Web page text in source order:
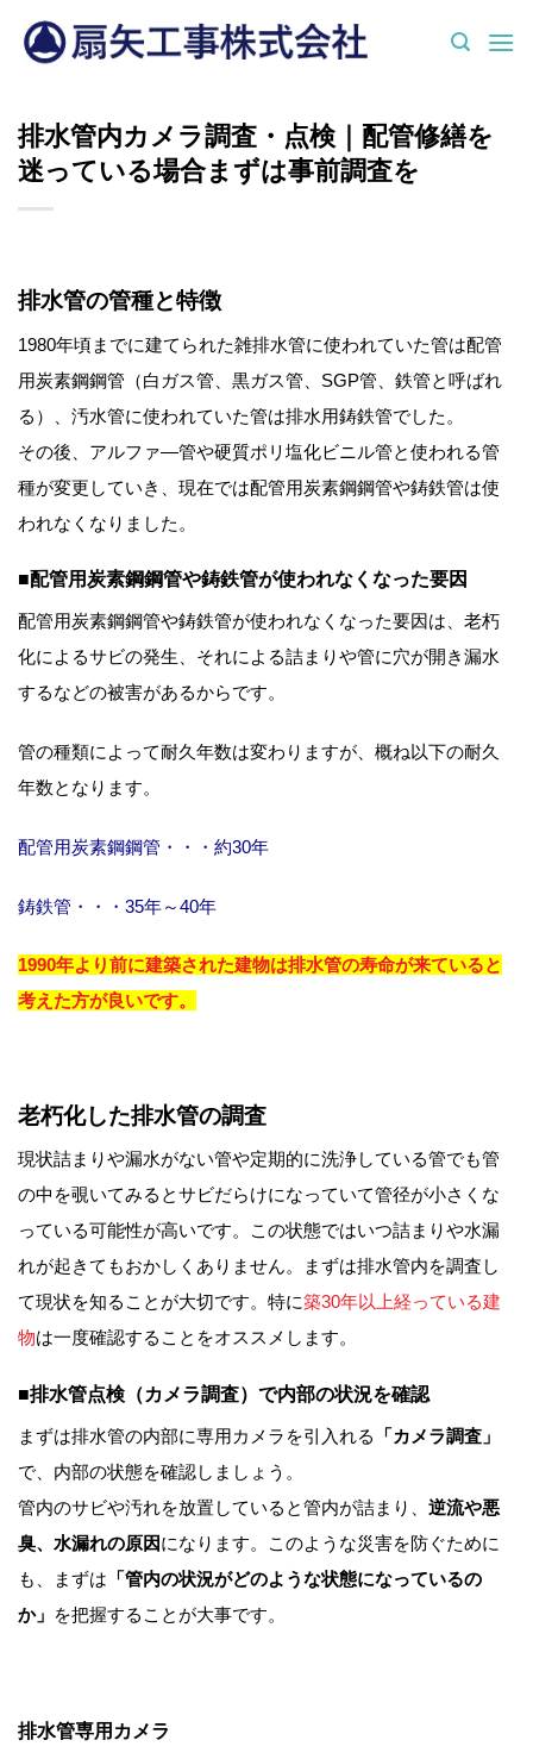
排水管内カメラ調査・点検｜配管修繕を
迷っている場合まずは事前調査を
排水管の管種と特徴
1980年頃までに建てられた雑排水管に使われていた管は配管
用炭素鋼鋼管（白ガス管、黒ガス管、SGP管、鉄管と呼ばれ
る）、汚水管に使われていた管は排水用鋳鉄管でした。
その後、アルファ―管や硬質ポリ塩化ビニル管と使われる管
種が変更していき、現在では配管用炭素鋼鋼管や鋳鉄管は使
われなくなりました。
■配管用炭素鋼鋼管や鋳鉄管が使われなくなった要因
配管用炭素鋼鋼管や鋳鉄管が使われなくなった要因は、老朽
化によるサビの発生、それによる詰まりや管に穴が開き漏水
するなどの被害があるからです。
管の種類によって耐久年数は変わりますが、概ね以下の耐久
年数となります。
配管用炭素鋼鋼管・・・約30年
鋳鉄管・・・35年～40年
1990年より前に建築された建物は排水管の寿命が来ていると
考えた方が良いです。
老朽化した排水管の調査
現状詰まりや漏水がない管や定期的に洗浄している管でも管
の中を覗いてみるとサビだらけになっていて管径が小さくな
っている可能性が高いです。この状態ではいつ詰まりや水漏
れが起きてもおかしくありません。まずは排水管内を調査し
て現状を知ることが大切です。特に築30年以上経っている建
物は一度確認することをオススメします。
■排水管点検（カメラ調査）で内部の状況を確認
まずは排水管の内部に専用カメラを引入れる
「カメラ調査」
で、内部の状態を確認しましょう。
管内のサビや汚れを放置していると管内が詰まり、 逆流や悪
臭、水漏れの原因になります。このような災害を防ぐために
も、まずは 「管内の状況がどのような状態になっているの
か」 を把握することが大事です。
排水管専用カメラ